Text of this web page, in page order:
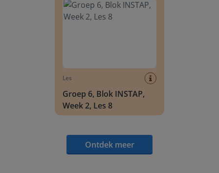
Les
Groep 6, Blok INSTAP,
Week 2, Les 8
Ontdek meer